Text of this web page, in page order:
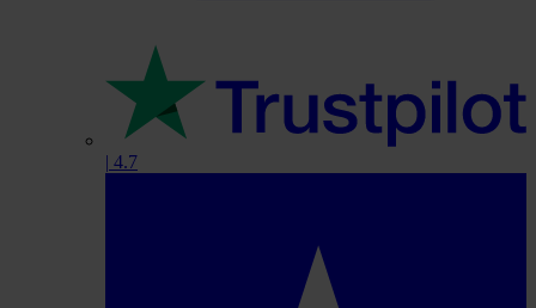
| 4.7